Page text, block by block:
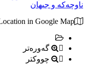
ناوچەکە و جیهان
in Google Map
گەورەتر
چووکتر